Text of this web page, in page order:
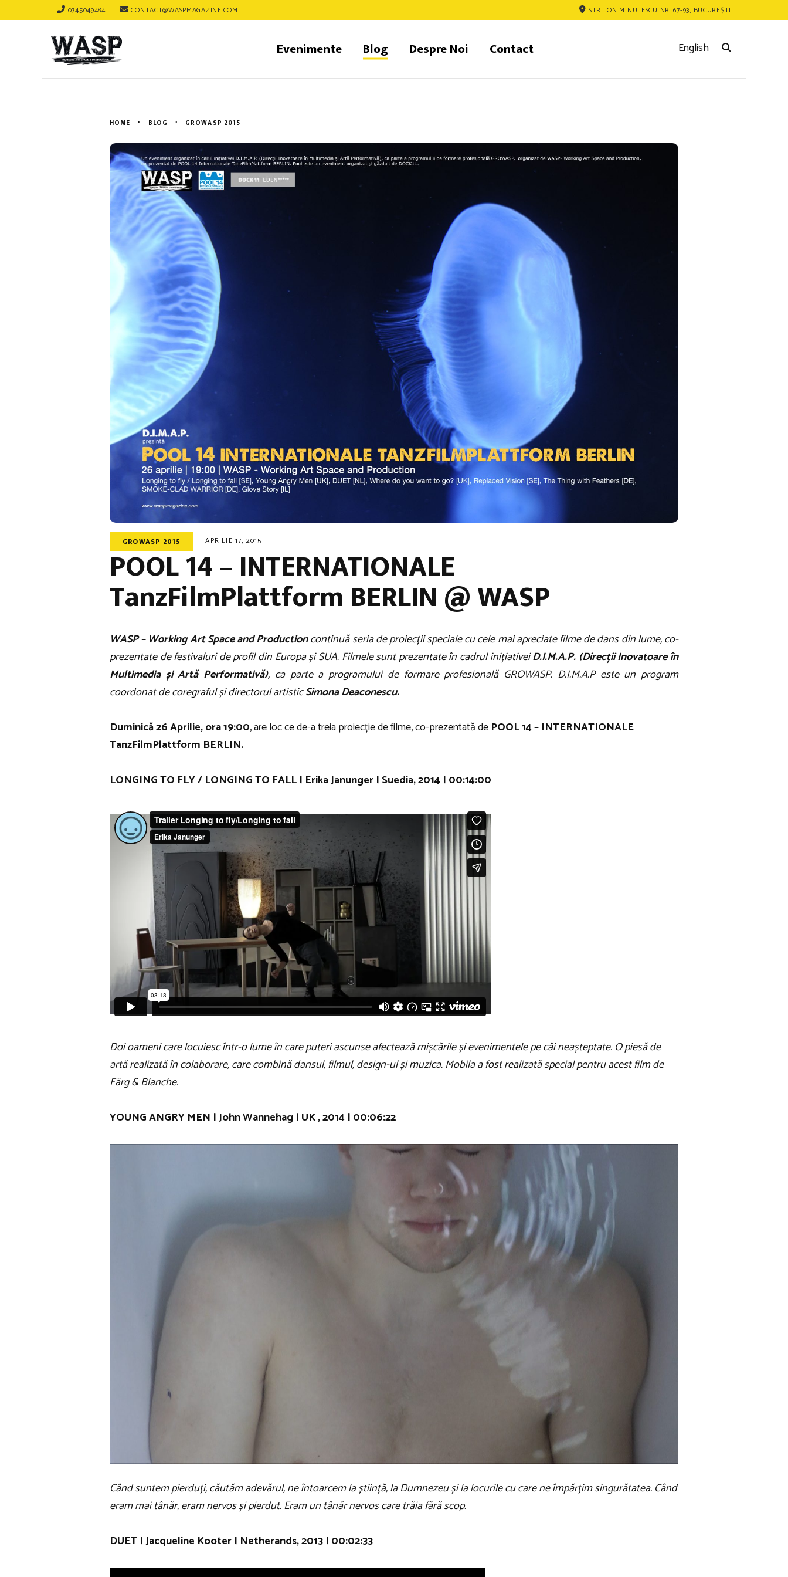
0745049484 CONTACT@WASPMAGAZINE.COM STR. ION MINULESCU NR. 67-93, BUCUREȘTI
Evenimente Blog Despre Noi Contact English
HOME BLOG GROWASP 2015
GROWASP 2015 APRILIE 17, 2015
POOL 14 – INTERNATIONALE
TanzFilmPlattform BERLIN @ WASP
WASP – Working Art Space and Productioncontinuă seria de proiecții speciale cu cele mai apreciate filme de dans din lume, co-
prezentate de festivaluri de profil din Europa și SUA. Filmele sunt prezentate în cadrul inițiativeiD.I.M.A.P. (Direcții Inovatoare în
Multimedia și Artă Performativă), ca parte a programului de formare profesională GROWASP. D.I.M.A.P este un program
coordonat de coregraful și directorul artisticSimona Deaconescu.
Duminică 26 Aprilie, ora 19:00, are loc ce de-a treia proiecție de filme, co-prezentată de POOL 14 – INTERNATIONALE
TanzFilmPlattform BERLIN.
LONGING TO FLY / LONGING TO FALL | Erika Janunger | Suedia, 2014 | 00:14:00
Doi oameni care locuiesc într-o lume în care puteri ascunse afectează mișcările și evenimentele pe căi neașteptate. O piesă de
artă realizată în colaborare, care combină dansul, filmul, design-ul și muzica. Mobila a fost realizată special pentru acest film de
Färg & Blanche.
YOUNG ANGRY MEN | John Wannehag | UK , 2014 | 00:06:22
Când suntem pierduți, căutăm adevărul, ne întoarcem la știință, la Dumnezeu și la locurile cu care ne împărțim singurătatea. Când
eram mai tânăr, eram nervos și pierdut. Eram un tânăr nervos care trăia fără scop.
DUET | Jacqueline Kooter | Netherands, 2013 | 00:02:33